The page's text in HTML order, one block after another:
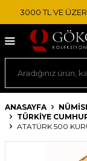
3000 TL VE
ANASAYFA
TÜRKIYE
ATATÜRK 500